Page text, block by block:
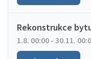
Rekonstrukce
1.8. 00:00 - 30.11.